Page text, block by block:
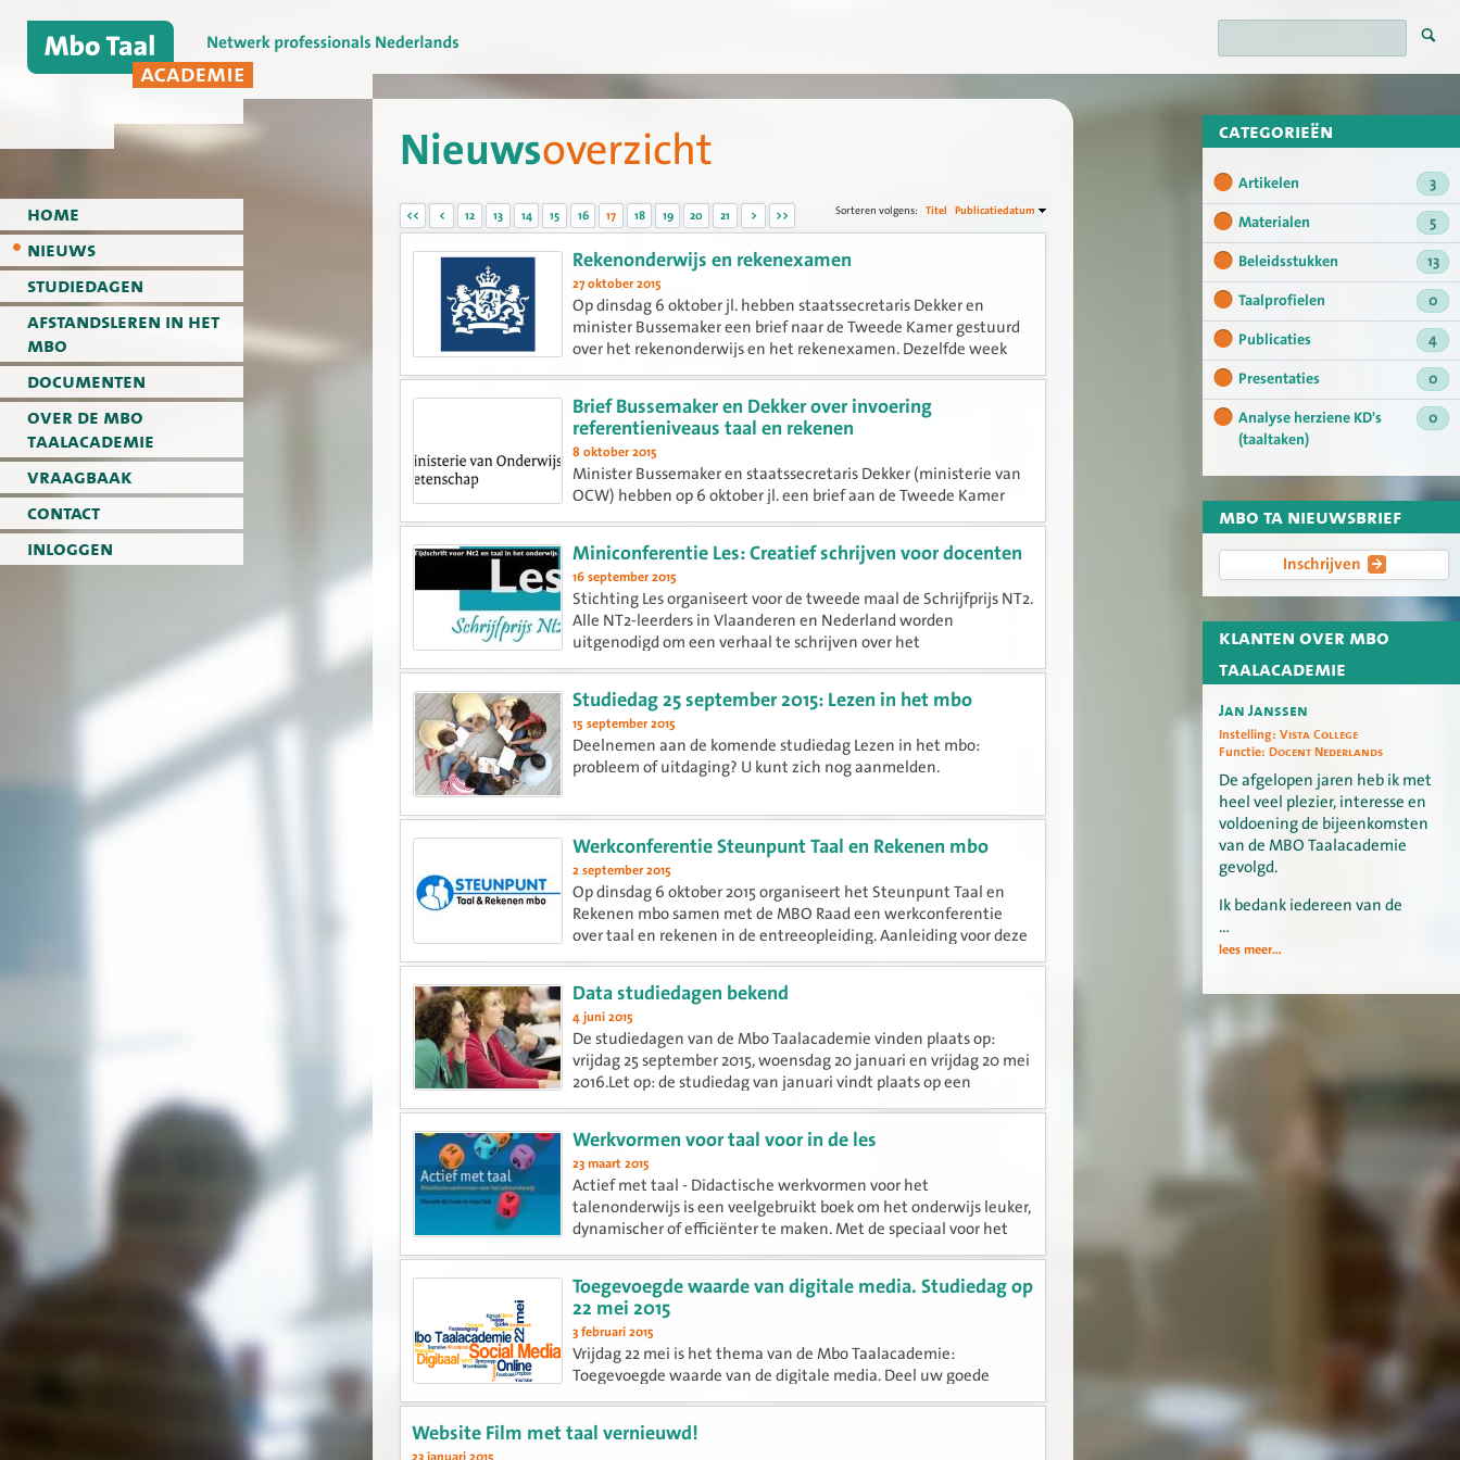
home
nieuws
studiedagen
afstandsleren in het
mbo
documenten
over de mbo
taalacademie
vraagbaak
contact
inloggen
categorieën
Artikelen
3
Materialen
5
Beleidsstukken
13
Taalprofielen
0
Publicaties
4
Presentaties
0
Analyse herziene KD's
(taaltaken)
0
mbo ta nieuwsbrief
Inschrijven
klanten over mbo
taalacademie
Jan Janssen
Instelling: Vista College
Functie: Docent Nederlands
De afgelopen jaren heb ik met
heel veel plezier, interesse en
voldoening de bijeenkomsten
van de MBO Taalacademie
gevolgd.
Ik bedank iedereen van de
…
lees meer...
Nieuwsoverzicht
<< < 12 13 14 15 16 17 18 19 20 21 > >> Sorteren volgens: Titel Publicatiedatum
Rekenonderwijs en rekenexamen
27 oktober 2015
Op dinsdag 6 oktober jl. hebben staatssecretaris Dekker en
minister Bussemaker een brief naar de Tweede Kamer gestuurd
over het rekenonderwijs en het rekenexamen. Dezelfde week
vond hierover een debat plaats in de Tweede Kamer. Tijdens het
debat...
Brief Bussemaker en Dekker over invoering
referentieniveaus taal en rekenen
8 oktober 2015
Minister Bussemaker en staatssecretaris Dekker (ministerie van
OCW) hebben op 6 oktober jl. een brief aan de Tweede Kamer
gezonden over de invoering van de referentieniveaus bij taal en
rekenen. Een debat volgt.
Miniconferentie Les: Creatief schrijven voor docenten
16 september 2015
Stichting Les organiseert voor de tweede maal de Schrijfprijs NT2.
Alle NT2-leerders in Vlaanderen en Nederland worden
uitgenodigd om een verhaal te schrijven over het
thema Ontmoeten, hoe mijn wereld veranderde... Als aftrap
wordt er voor docenten...
Studiedag 25 september 2015: Lezen in het mbo
15 september 2015
Deelnemen aan de komende studiedag Lezen in het mbo:
probleem of uitdaging? U kunt zich nog aanmelden.
Werkconferentie Steunpunt Taal en Rekenen mbo
2 september 2015
Op dinsdag 6 oktober 2015 organiseert het Steunpunt Taal en
Rekenen mbo samen met de MBO Raad een werkconferentie
over taal en rekenen in de entreeopleiding. Aanleiding voor deze
werkconferentie is de invoering van de (gedeeltelijk) centrale...
Data studiedagen bekend
4 juni 2015
De studiedagen van de Mbo Taalacademie vinden plaats op:
vrijdag 25 september 2015, woensdag 20 januari en vrijdag 20 mei
2016.Let op: de studiedag van januari vindt plaats op een
woensdag!
Werkvormen voor taal voor in de les
23 maart 2015
Actief met taal - Didactische werkvormen voor het
talenonderwijs is een veelgebruikt boek om het onderwijs leuker,
dynamischer of efficiënter te maken. Met de speciaal voor het
mbo geschreven instructie zijn de werkvormen in te zetten bij
Toegevoegde waarde van digitale media. Studiedag op
22 mei 2015
3 februari 2015
Vrijdag 22 mei is het thema van de Mbo Taalacademie:
Toegevoegde waarde van de digitale media. Deel uw goede
ervaringen met de leden van de Mbo Taalacademie.
Website Film met taal vernieuwd!